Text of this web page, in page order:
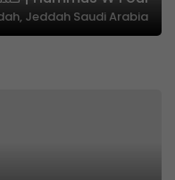
Jeddah Saudi Arabia